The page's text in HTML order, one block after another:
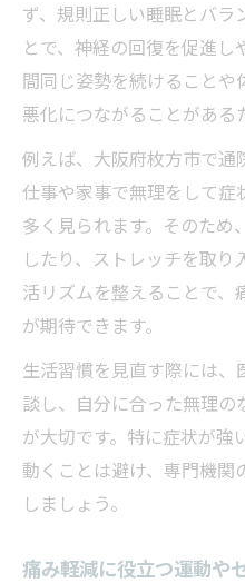
ず、規則正しい睡眠とバラ
とで、神経の回復を促進し
間同じ姿勢を続けること
悪化につながることがある
例えば、大阪府枚方市で通
仕事や家事で無理をして症
多く見られます。そのため
したり、ストレッチを取
活リズムを整えることで、
が期待できます。
生活習慣を見直す際には、
談し、自分に合った無理の
が大切です。特に症状が強
動くことは避け、専門機関
しましょう。
痛み軽減に役立つ運動や